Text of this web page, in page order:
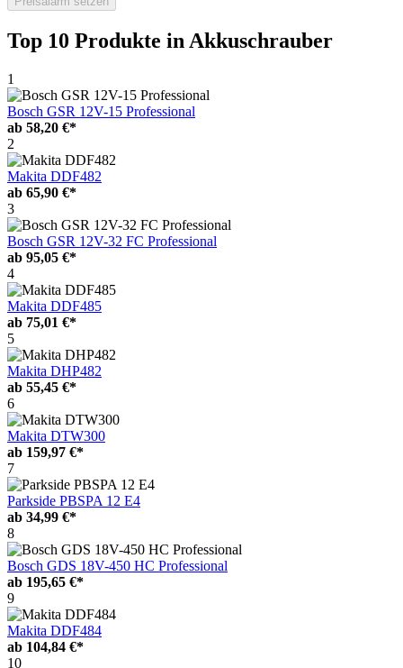
Top 10 Produkte in Akkuschrauber
1
Bosch GSR 12V-15 Professional
ab 58,20 €*
2
Makita DDF482
ab 65,90 €*
3
Bosch GSR 12V-32 FC Professional
ab 95,05 €*
4
Makita DDF485
ab 75,01 €*
5
Makita DHP482
ab 55,45 €*
6
Makita DTW300
ab 159,97 €*
7
Parkside PBSPA 12 E4
ab 34,99 €*
8
Bosch GDS 18V-450 HC Professional
ab 195,65 €*
9
Makita DDF484
ab 104,84 €*
10